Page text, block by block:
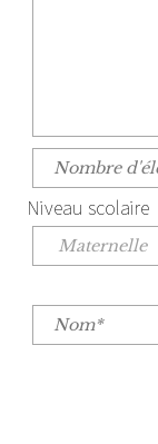
Niveau scolaire